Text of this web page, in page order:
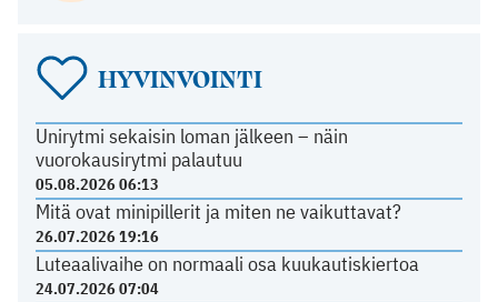
HYVINVOINTI
Unirytmi sekaisin loman jälkeen – näin
vuorokausirytmi palautuu
05.08.2026 06:13
Mitä ovat minipillerit ja miten ne vaikuttavat?
26.07.2026 19:16
Luteaalivaihe on normaali osa kuukautiskiertoa
24.07.2026 07:04